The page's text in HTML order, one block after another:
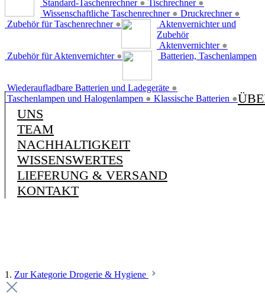
Standard-Taschenrechner ● Tischrechner ●
Wissenschaftliche Taschenrechner ● Druckrechner ●
Zubehör für Taschenrechner ●
Aktenvernichter und
Zubehör
Aktenvernichter ●
Zubehör für Aktenvernichter ● Batterien, Taschenlampen
Wiederaufladbare Batterien und Ladegeräte ●
Taschenlampen und Halogenlampen ● Klassische Batterien ●
UNS
TEAM
NACHHALTIGKEIT
WISSENSWERTES
LIEFERUNG & VERSAND
KONTAKT
1. Zur Kategorie Drogerie & Hygiene